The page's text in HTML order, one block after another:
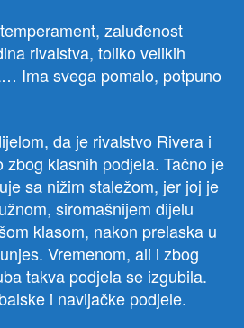
zaluđenost
rivalstva, toliko velikih
Ima svega pomalo, potpuno
da je rivalstvo Rivera i
zbog klasnih podjela. Tačno je
sa nižim staležom, jer joj je
siromašnijem dijelu
klasom, nakon prelaska u
Vremenom, ali i zbog
takva podjela se izgubila.
i navijačke podjele.